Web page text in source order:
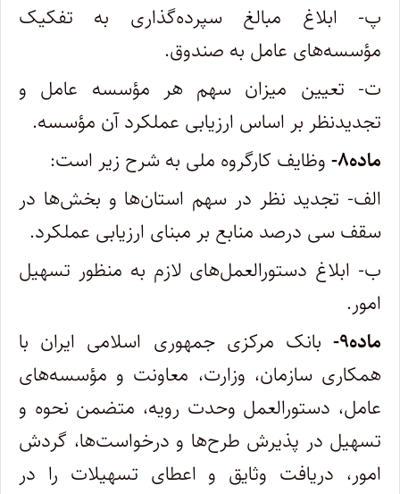
پ- ابلاغ مبالغ سپرده‌گذاری به تفکیک
مؤسسه‌های عامل به صندوق.
ت- تعیین میزان سهم هر مؤسسه عامل و
تجدیدنظر بر اساس ارزیابی عملکرد آن مؤسسه.
ماده۸- وظایف کارگروه ملی به شرح زیر است:
الف- تجدید نظر در سهم استان‌ها و بخش‌ها در
سقف سی درصد منابع بر مبنای ارزیابی عملکرد.
ب- ابلاغ دستورالعمل‌های لازم به منظور تسهیل
امور.
ماده۹-
بانک مرکزی جمهوری اسلامی ایران با
همکاری سازمان، وزارت، معاونت و مؤسسه‌های
عامل، دستورالعمل وحدت رویه، متضمن نحوه و
تسهیل در پذیرش طرح‌ها و درخواست‌ها، گردش
امور، دریافت وثایق و اعطای تسهیلات را در